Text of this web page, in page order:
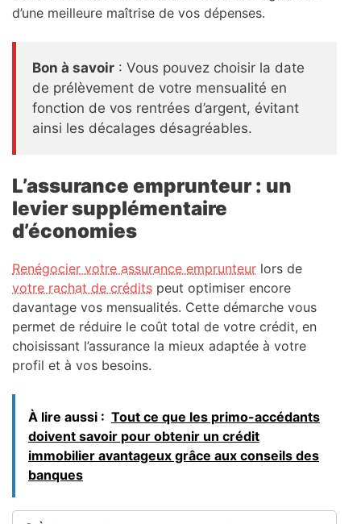
d’une meilleure maîtrise de vos dépenses.
Bon à savoir : Vous pouvez choisir la date
de prélèvement de votre mensualité en
fonction de vos rentrées d’argent, évitant
ainsi les décalages désagréables.
L’assurance emprunteur : un
levier supplémentaire
d’économies
Renégocier votre assurance emprunteur lors de
votre rachat de crédits peut optimiser encore
davantage vos mensualités. Cette démarche vous
permet de réduire le coût total de votre crédit, en
choisissant l’assurance la mieux adaptée à votre
profil et à vos besoins.
À lire aussi : Tout ce que les primo-accédants
doivent savoir pour obtenir un crédit
immobilier avantageux grâce aux conseils des
banques